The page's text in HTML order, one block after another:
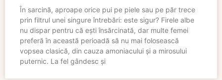
În sarcină, aproape orice pui pe piele sau pe păr trece
prin filtrul unei singure întrebări: este sigur? Firele albe
nu dispar pentru că ești însărcinată, dar multe femei
preferă în această perioadă să nu mai folosească
vopsea clasică, din cauza amoniacului și a mirosului
puternic. La fel gândesc și